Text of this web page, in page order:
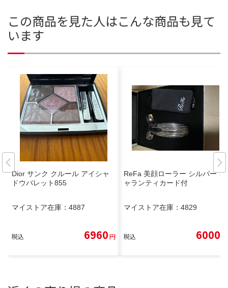
この商品を見た人はこんな商品も見て
います
Dior サンク クルール アイシャ
ドウパレット855
マイストア在庫： 4887
税込 6960円
ReFa 美顔ローラー シルバー ギ
ャランティカード付
マイストア在庫： 4829
税込 6000